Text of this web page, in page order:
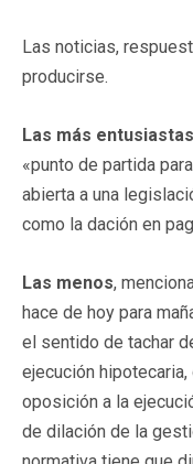
Las noticias,
producirse.
Las más entusiastas
«punto de partida
abierta a una
como la dación en
Las menos,
hace de hoy para
el sentido de tachar
ejecución
oposición a la
de dilación de la